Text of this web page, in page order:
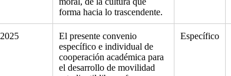
forma hacia lo trascendente.
2025
El presente convenio
específico e individual de
cooperación académica para
el desarrollo de movilidad
Específico